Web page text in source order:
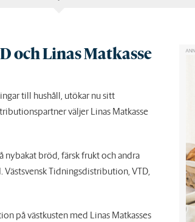
och Linas Matkasse
till hushåll, utökar nu sitt
väljer Linas Matkasse
nybakat bröd, färsk frukt och andra
Tidningsdistribution, VTD,
på västkusten med Linas Matkasses